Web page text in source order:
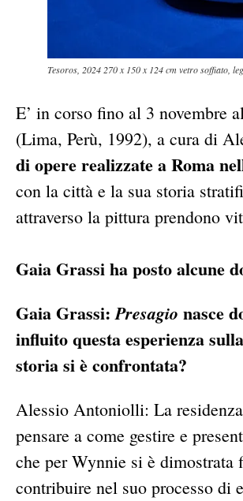
Tesoros, 2024 270 x 150 x 124 cm vetro soffiato,
E’ in corso fino al 3 novembre
(Lima, Perù, 1992), a cura di
di opere realizzate a Roma
con la città e la sua storia
attraverso la pittura prendono
Gaia Grassi ha posto alcune
Gaia Grassi:Presagio nasce
influito questa esperienza
storia si è confrontata?
Alessio Antoniolli: La
pensare a come gestire e
che per Wynnie si è
contribuire nel suo processo di